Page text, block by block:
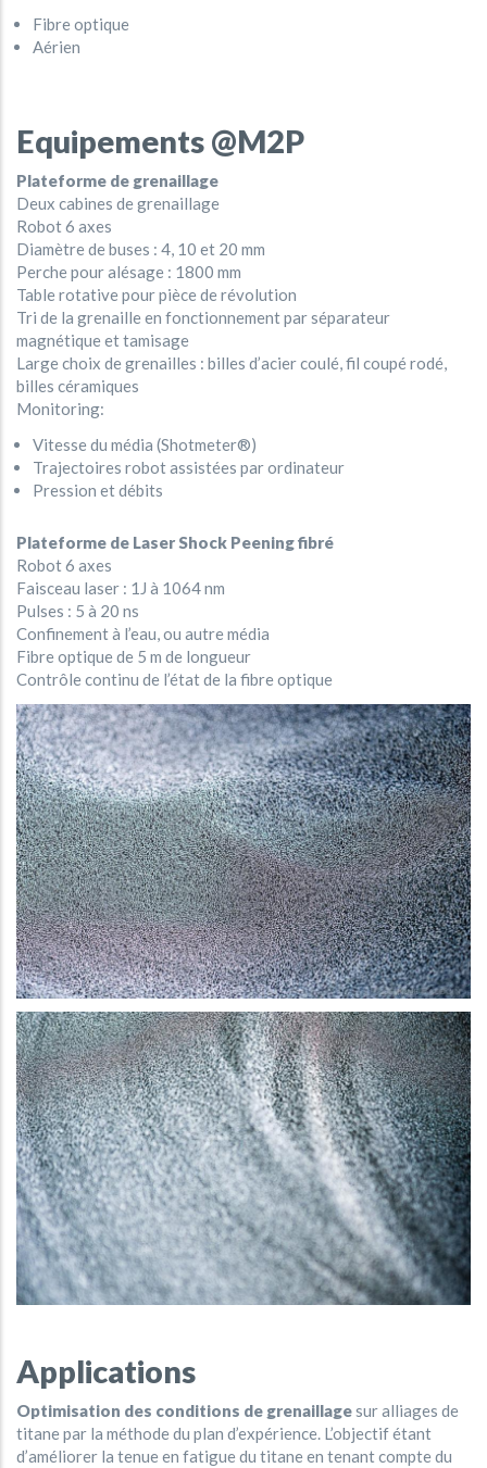
Fibre optique
Aérien
Equipements @M2P
Plateforme de grenaillage
Deux cabines de grenaillage
Robot 6 axes
Diamètre de buses : 4, 10 et 20 mm
Perche pour alésage : 1800 mm
Table rotative pour pièce de révolution
Tri de la grenaille en fonctionnement par séparateur
magnétique et tamisage
Large choix de grenailles : billes d’acier coulé, fil coupé rodé,
billes céramiques
Monitoring:
Vitesse du média (Shotmeter®)
Trajectoires robot assistées par ordinateur
Pression et débits
Plateforme de Laser Shock Peening fibré
Robot 6 axes
Faisceau laser : 1J à 1064 nm
Pulses : 5 à 20 ns
Confinement à l’eau, ou autre média
Fibre optique de 5 m de longueur
Contrôle continu de l’état de la fibre optique
Applications
Optimisation des conditions de grenaillagesur alliages de
titane par la méthode du plan d’expérience. L’objectif étant
d’améliorer la tenue en fatigue du titane en tenant compte du